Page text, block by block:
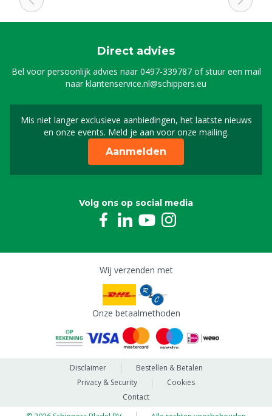
Direct advies
Bel voor persoonlijk advies naar0497-339787of stuur een mail
naarklantenservice.nl@schippers.eu
Mis niet langer exclusieve aanbiedingen, het laatste nieuws
en onze events. Meld je aan voor onze mailing.
Schrijf je in voor onze
Aanmelden
Volg ons op social media
Wij verzenden met
Onze betaalmethoden
Disclaimer
Bestellen & Betalen
Privacy & Security
Cookies
Contact